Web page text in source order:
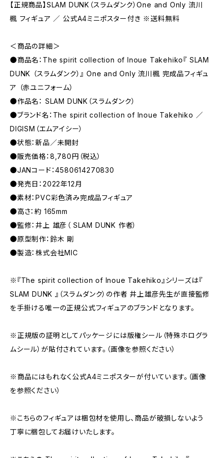
【正規商品】SLAM DUNK（スラムダンク）One and Only 流川
楓 フィギュア ／ 公式A4ミニポスター付き ※送料無料
＜商品の詳細＞
●商品名：The spirit collection of Inoue Takehiko『 SLAM
DUNK （スラムダンク）』 One and Only 流川楓 完成品フィギュ
ア （赤ユニフォーム）
●作品名： SLAM DUNK（スラムダンク）
●ブランド名：The spirit collection of Inoue Takehiko ／
DIGISM（エムアイシー）
●状態：新品／未開封
●販売価格：8,780円（税込）
●JANコード：4580614270830
●発売日：2022年12月
●素材：PVC彩色済み完成品フィギュア
●高さ：約 165mm
●監修：井上 雄彦（ SLAM DUNK 作者）
●原型制作：鈴木 剛
●製造：株式会社MIC
※『The spirit collection of Inoue Takehiko』シリーズは『
SLAM DUNK 』（スラムダンク）の作者 井上雄彦先生が直接監修
を手掛ける唯一の正規公式フィギュアのブランドとなります。
※正規版の証明としてパッケージには版権シール（特殊ホログラ
ムシール）が貼付されています。（画像を参照ください）
※商品にはもれなく公式A4ミニポスターが付いています。（画像
を参照ください）
※こちらのフィギュアは梱包材を使用し、商品が破損しないよう
丁寧に梱包してお届けいたします。